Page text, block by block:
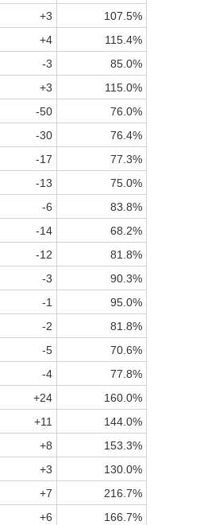
+3
107.5%
+4
115.4%
-3
85.0%
+3
115.0%
-50
76.0%
-30
76.4%
-17
77.3%
-13
75.0%
-6
83.8%
-14
68.2%
-12
81.8%
-3
90.3%
-1
95.0%
-2
81.8%
-5
70.6%
-4
77.8%
+24
160.0%
+11
144.0%
+8
153.3%
+3
130.0%
+7
216.7%
+6
166.7%